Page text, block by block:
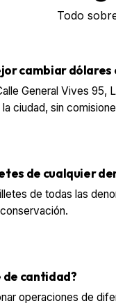
Todo
cambiar dólares
General Vives 95,
ciudad, sin
de cualquier
de todas las
de cantidad?
operaciones de